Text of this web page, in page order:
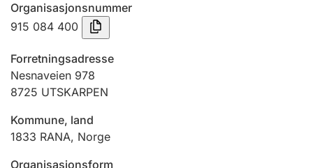
Tinglysing
Jeger
Ektepaktrettleiaren
Organisasjonsnummer
915 084 400
Forretningsadresse
Nesnaveien 978
8725 UTSKARPEN
Kommune, land
1833 RANA, Norge
Organisasjonsform